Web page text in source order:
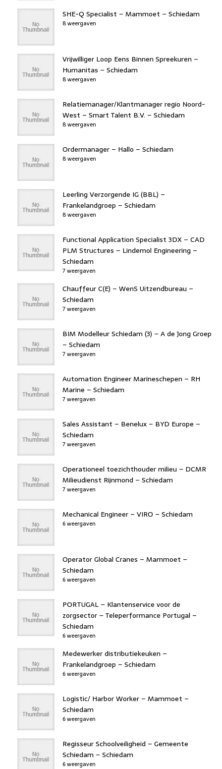
SHE-Q Specialist – Mammoet – Schiedam
8 weergaven
Vrijwilliger Loop Eens Binnen Spreekuren –
Humanitas – Schiedam
8 weergaven
Relatiemanager/Klantmanager regio Noord-
West – Smart Talent B.V. – Schiedam
8 weergaven
Ordermanager – Hallo – Schiedam
8 weergaven
Leerling Verzorgende IG (BBL) –
Frankelandgroep – Schiedam
8 weergaven
Functional Application Specialist 3DX – CAD
PLM Structures – Lindemol Engineering –
Schiedam
7 weergaven
Chauffeur C(E) – WenS Uitzendbureau –
Schiedam
7 weergaven
BIM Modelleur Schiedam (3) – A de Jong Groep
– Schiedam
7 weergaven
Automation Engineer Marineschepen – RH
Marine – Schiedam
7 weergaven
Sales Assistant – Benelux – BYD Europe –
Schiedam
7 weergaven
Operationeel toezichthouder milieu – DCMR
Milieudienst Rijnmond – Schiedam
7 weergaven
Mechanical Engineer – VIRO – Schiedam
6 weergaven
Operator Global Cranes – Mammoet –
Schiedam
6 weergaven
PORTUGAL – Klantenservice voor de
zorgsector – Teleperformance Portugal –
Schiedam
6 weergaven
Medewerker distributiekeuken –
Frankelandgroep – Schiedam
6 weergaven
Logistic/ Harbor Worker – Mammoet –
Schiedam
6 weergaven
Regisseur Schoolveiligheid – Gemeente
Schiedam – Schiedam
6 weergaven